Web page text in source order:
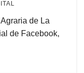
de La
de Facebook,